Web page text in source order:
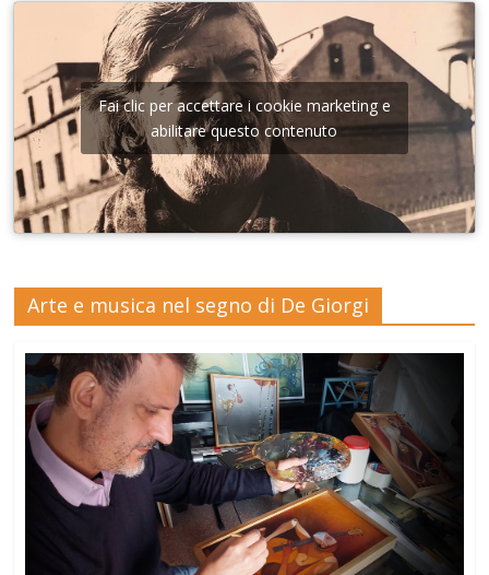
Fai clic per accettare i cookie marketing e
abilitare questo contenuto
Arte e musica nel segno di De Giorgi